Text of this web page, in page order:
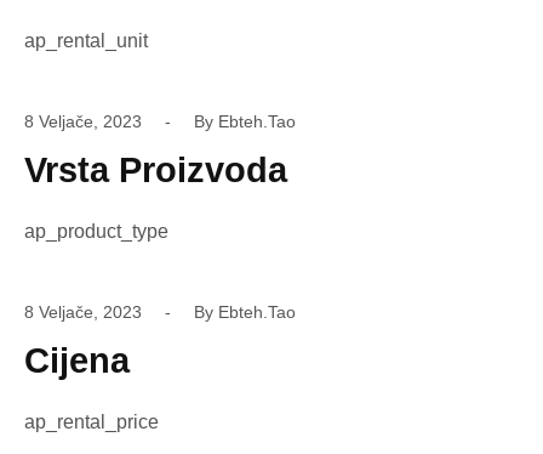
ap_rental_unit
8 Veljače, 2023 By Ebteh.tao
Vrsta Proizvoda
ap_product_type
8 Veljače, 2023 By Ebteh.tao
Cijena
ap_rental_price